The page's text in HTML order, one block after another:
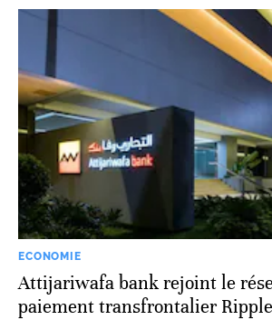
ECONOMIE
Attijariwafa bank rejoint le
paiement transfrontalier